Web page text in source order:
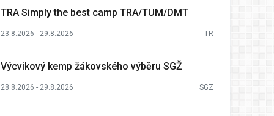
TRA Simply the best camp TRA/TUM/DMT
23.8.2026 - 29.8.2026 TR
Výcvikový kemp žákovského výběru SGŽ
28.8.2026 - 29.8.2026 SGZ